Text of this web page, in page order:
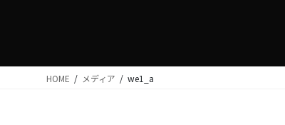
HOME メディア we1_a